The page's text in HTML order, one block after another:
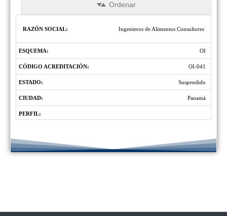
Ordenar
Razón
Esquema: Estado: Ciudad:
Ingenieros de Alimentos Consultores
OI
OI-041
Suspendido
Panamá